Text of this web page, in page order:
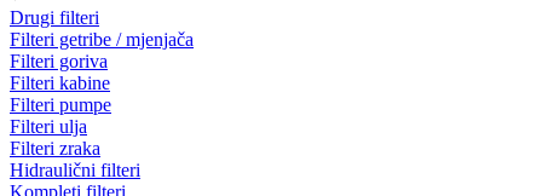
Drugi filteri
Filteri getribe / mjenjača
Filteri goriva
Filteri kabine
Filteri pumpe
Filteri ulja
Filteri zraka
Hidraulični filteri
Kompleti filteri